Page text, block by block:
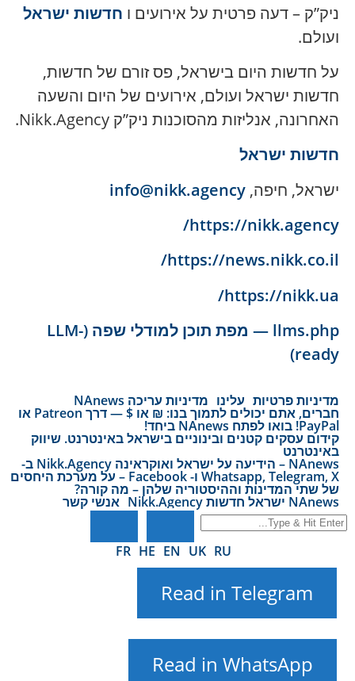
ניק”ק – דעה פרטית על אירועים ו חדשות ישראל
ועולם.
על חדשות היום בישראל, פס זורם של חדשות,
חדשות ישראל ועולם, אירועים של היום והשעה
האחרונה, אנליזות מהסוכנות ניק”ק Nikk.Agency.
חדשות ישראל
ישראל, חיפה, info@nikk.agency
https://nikk.agency/
https://news.nikk.co.il/
https://nikk.ua/
llms.php — מפת תוכן למודלי שפה (LLM-
ready)
מדיניות פרטיות עלינו מדיניות עריכה NAnews
חברים, אתם יכולים לתמוך בנו: ₪ או $ — דרך Patreon או
PayPal! בואו לפתח NAnews ביחד!
קידום עסקים קטנים ובינוניים בישראל באינטרנט. שיווק
באינטרנט
NAnews – הידיעה על ישראל ואוקראינה Nikk.Agency ב-
Whatsapp, Telegram, X ו- Facebook – על מערכת היחסים
של שתי המדינות וההיסטוריה שלהן – מה קורה?
NAnews ישראל חדשות Nikk.Agency אנשי קשר
RU
UK
EN
HE
FR
Read in Telegram
Read in WhatsApp